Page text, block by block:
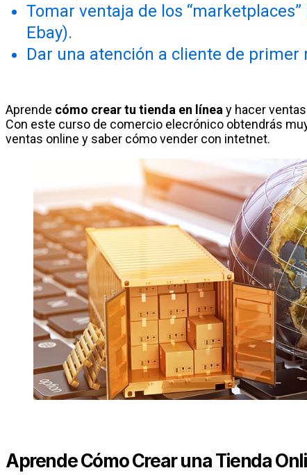
Tomar ventaja de los
Ebay).
Dar una atención a cliente de primer
Aprende cómo crear tu tienda en línea y hacer
Con este curso de comercio elecrónico obtendrás
ventas online y saber cómo vender con intetnet.
Aprende Cómo Crear una Tienda